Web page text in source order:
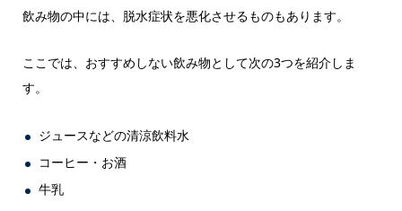
飲み物の中には、脱水症状を悪化させるものもあります。
ここでは、おすすめしない飲み物として次の3つを紹介しま
す。
ジュースなどの清涼飲料水
コーヒー・お酒
牛乳